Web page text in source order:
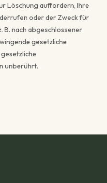
Löschung auffordern, Ihre
oder der Zweck für
B. nach abgeschlossener
gesetzliche
unberührt.